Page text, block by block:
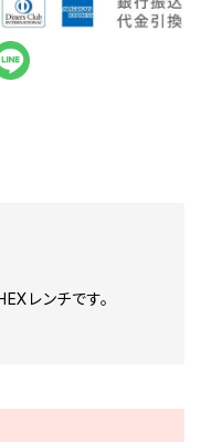
レンチです。